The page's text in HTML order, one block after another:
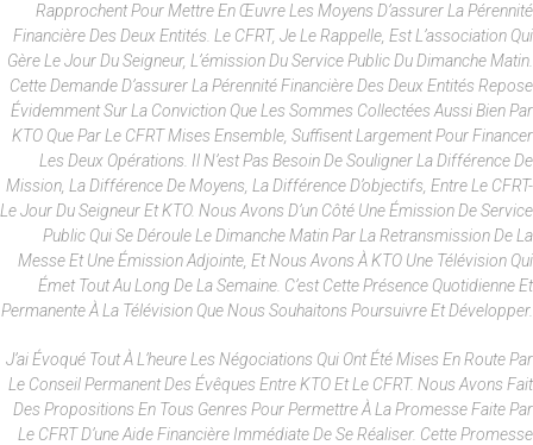
Rapprochent Pour Mettre En Œuvre Les Moyens D’assurer La Pérennité
Financière Des Deux Entités. Le CFRT, Je Le Rappelle, Est L’association Qui
Gère Le Jour Du Seigneur, L’émission Du Service Public Du Dimanche Matin.
Cette Demande D’assurer La Pérennité Financière Des Deux Entités Repose
Évidemment Sur La Conviction Que Les Sommes Collectées Aussi Bien Par
KTO Que Par Le CFRT Mises Ensemble, Suffisent Largement Pour Financer
Les Deux Opérations. Il N’est Pas Besoin De Souligner La Différence De
Mission, La Différence De Moyens, La Différence D’objectifs, Entre Le CFRT-
Le Jour Du Seigneur Et KTO. Nous Avons D’un Côté Une Émission De Service
Public Qui Se Déroule Le Dimanche Matin Par La Retransmission De La
Messe Et Une Émission Adjointe, Et Nous Avons À KTO Une Télévision Qui
Émet Tout Au Long De La Semaine. C’est Cette Présence Quotidienne Et
Permanente À La Télévision Que Nous Souhaitons Poursuivre Et Développer.
J’ai Évoqué Tout À L’heure Les Négociations Qui Ont Été Mises En Route Par
Le Conseil Permanent Des Évêques Entre KTO Et Le CFRT. Nous Avons Fait
Des Propositions En Tous Genres Pour Permettre À La Promesse Faite Par
Le CFRT D’une Aide Financière Immédiate De Se Réaliser. Cette Promesse